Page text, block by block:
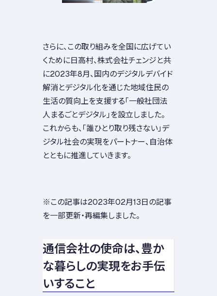
さらに、この取り組みを全国に広げてい
くために日高村、株式会社チェンジと共
に2023年8月、国内のデジタルデバイド
解消とデジタル化を通じた地域住民の
生活の質向上を支援する「一般社団法
人まるごとデジタル」を設立しました。
これからも、「誰ひとり取り残さない」デ
ジタル社会の実現をパートナー、自治体
とともに推進していきます。
※この記事は2023年02月13日の記事
を一部更新・再編集しました。
通信会社の使命は、豊か
な暮らしの実現をお手伝
いすること